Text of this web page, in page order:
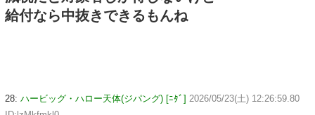
給付なら中抜きできるもんね
28: ハービッグ・ハロー天体(ジパング) [ﾆﾀﾞ] 2026/05/23(土) 12:26:59.80